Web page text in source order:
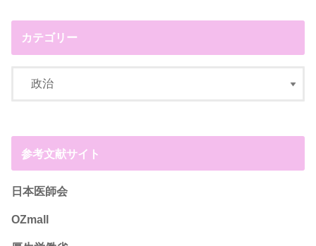
カテゴリー
参考文献サイト
日本医師会
OZmall